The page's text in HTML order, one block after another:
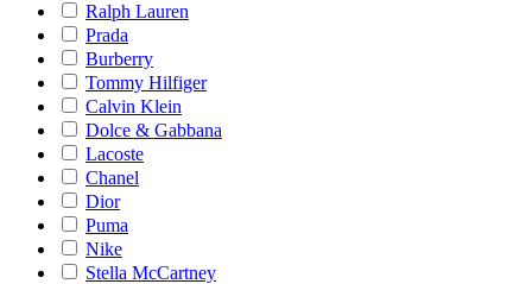
Ralph Lauren
Prada
Burberry
Tommy Hilfiger
Calvin Klein
Dolce & Gabbana
Lacoste
Chanel
Dior
Puma
Nike
Stella McCartney